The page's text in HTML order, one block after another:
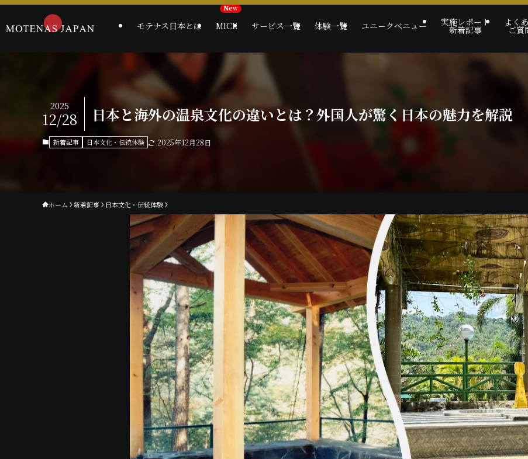
モテナス日本とは MICE サービス一覧 体験一覧 ユニークベニュー 実施レポート
新着記事
よく
ご質
日本と海外の温泉文化の違いとは？外国人が驚く日本の魅力を解説
2025
12/28
新着記事 日本文化・伝統体験 2025年12月28日
ホーム 新着記事 日本文化・伝統体験